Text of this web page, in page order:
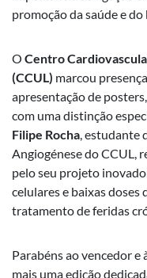
promoção da saúde e
O Centro
(CCUL) marcou
apresentação de
com uma distinção
Filipe Rocha, estudante
Angiogénese do CCUL,
pelo seu projeto
celulares e baixas
tratamento de feridas
Parabéns ao vencedor e
mais uma edição